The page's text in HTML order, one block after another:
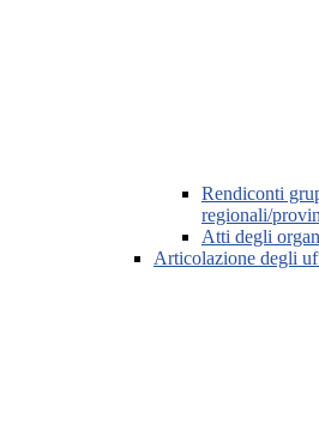
Rendiconti
regionali/
Atti degli
Articolazione degli